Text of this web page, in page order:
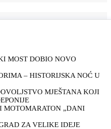
MOST DOBIO NOVO
– HISTORIJSKA NOĆ U
MJEŠTANA KOJI
MOTOMARATON „DANI
ZA VELIKE IDEJE